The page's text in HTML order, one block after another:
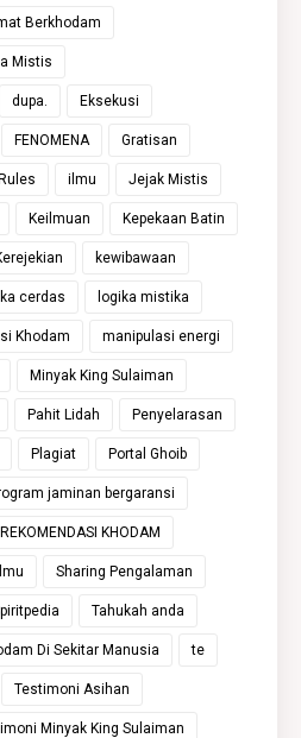
Berkhodam
Mistis
dupa. Eksekusi
FENOMENA Gratisan
ilmu Jejak Mistis
Keilmuan Kepekaan Batin
kewibawaan
cerdas logika mistika
Khodam manipulasi energi
Minyak King Sulaiman
Pahit Lidah Penyelarasan
Plagiat Portal Ghoib
jaminan bergaransi
REKOMENDASI KHODAM
Sharing Pengalaman
Tahukah anda
Di Sekitar Manusia te
Testimoni Asihan
Minyak King Sulaiman